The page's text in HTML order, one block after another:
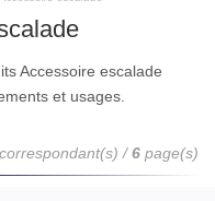
Accessoire escalade
et usages.
correspondant(s) /6 page(s)